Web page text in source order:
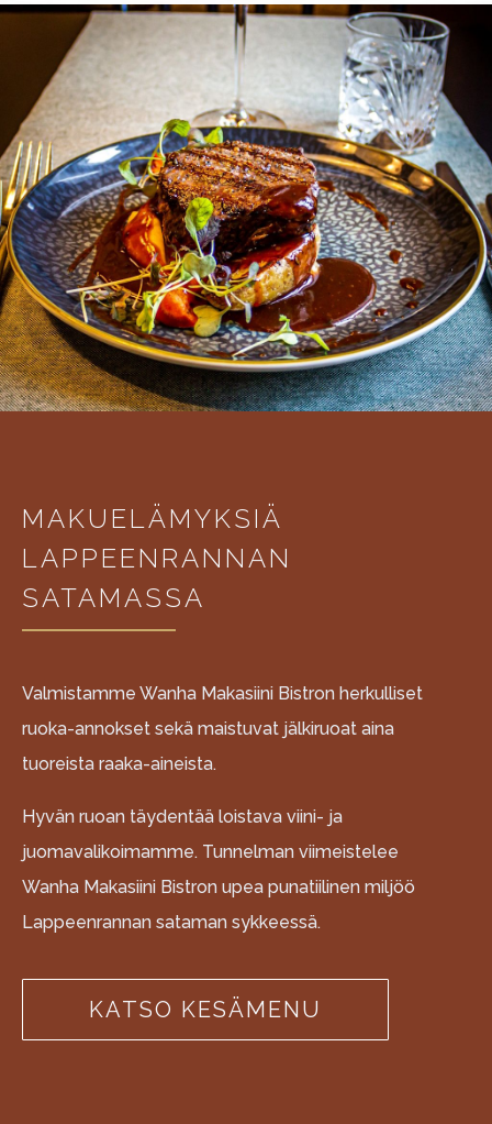
MAKUELÄMYKSIÄ
LAPPEENRANNAN
SATAMASSA
Valmistamme Wanha Makasiini Bistron herkulliset
ruoka-annokset sekä maistuvat jälkiruoat aina
tuoreista raaka-aineista.
Hyvän ruoan täydentää loistava viini- ja
juomavalikoimamme. Tunnelman viimeistelee
Wanha Makasiini Bistron upea punatiilinen miljöö
Lappeenrannan sataman sykkeessä.
KATSO KESÄMENU